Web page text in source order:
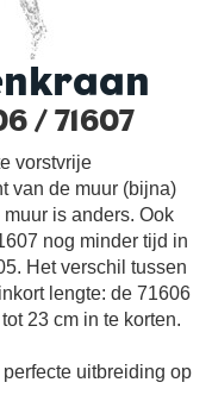
/ 71607
vorstvrije
van de muur (bijna)
is anders. Ook
nog minder tijd in
Het verschil tussen
lengte: de 71606
23 cm in te korten.
uitbreiding op